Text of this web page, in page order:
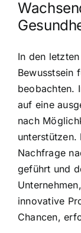
In den
Bewusstsein
beobachten.
auf eine
nach
unterstützen.
Nachfrage
geführt und
innovative
Chancen,